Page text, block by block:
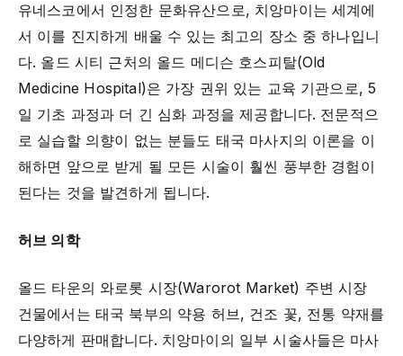
유네스코에서 인정한 문화유산으로, 치앙마이는 세계에
서 이를 진지하게 배울 수 있는 최고의 장소 중 하나입니
다. 올드 시티 근처의 올드 메디슨 호스피탈(Old
Medicine Hospital)은 가장 권위 있는 교육 기관으로, 5
일 기초 과정과 더 긴 심화 과정을 제공합니다. 전문적으
로 실습할 의향이 없는 분들도 태국 마사지의 이론을 이
해하면 앞으로 받게 될 모든 시술이 훨씬 풍부한 경험이
된다는 것을 발견하게 됩니다.
허브 의학
올드 타운의 와로롯 시장(Warorot Market) 주변 시장
건물에서는 태국 북부의 약용 허브, 건조 꽃, 전통 약재를
다양하게 판매합니다. 치앙마이의 일부 시술사들은 마사